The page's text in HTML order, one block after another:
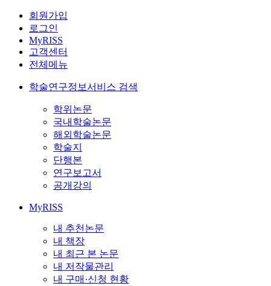
회원가입
로그인
MyRISS
고객센터
전체메뉴
학술연구정보서비스 검색
학위논문
국내학술논문
해외학술논문
학술지
단행본
연구보고서
공개강의
MyRISS
내 추천논문
내 책장
내 최근 본 논문
내 저작물관리
내 구매·신청 현황